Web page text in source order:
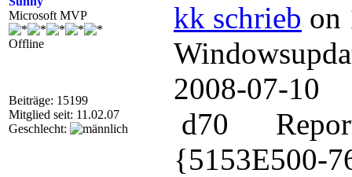
Microsoft MVP
Offline
Beiträge: 15199
Mitglied seit: 11.02.07
Geschlecht:
kk schrieb on
2008-07-
d70
{5153E500-